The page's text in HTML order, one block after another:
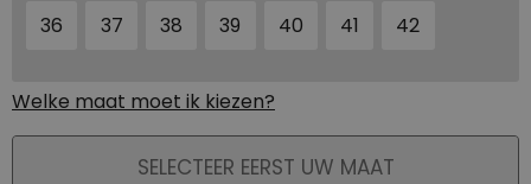
36 37 38 39 40 41 42
Welke maat moet ik kiezen?
PLAATS IN WINKELMAND
SELECTEER EERST UW MAAT